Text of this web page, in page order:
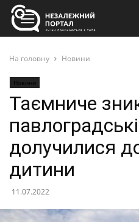
На головну Новини
Новини
Таємниче
долучилися
дитини
11.07.2022